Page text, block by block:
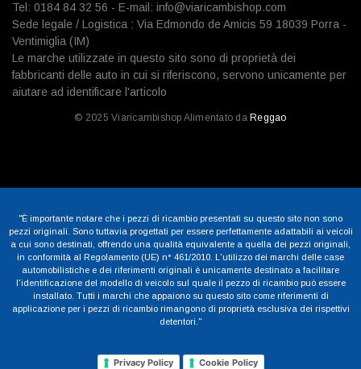
Tel: 0184 84 32 56 - E-mail: info@viaricambishop.com
Sede legale / Logistica : Via Edmondo de Amicis 59 18039 Porra -
Ventimiglia (IM)
Le marche utilizzate in questo sito sono di proprietà dei
fabbricanti delle auto in cui si riferiscono, servono unicamente per
aiutare ad identificare l'articolo
© 2025 Viaricambishop Alimentato da Reggao
"È importante notare che i pezzi di ricambio presentati su questo sito non sono
pezzi originali. Sono tuttavia progettati per essere perfettamente adattabili ai veicoli
a cui sono destinati, offrendo una qualità equivalente a quella dei pezzi originali,
in conformità al Regolamento (UE) n° 461/2010. L'utilizzo dei marchi delle case
automobilistiche e dei riferimenti originali è unicamente destinato a facilitare
l'identificazione del modello di veicolo sul quale il pezzo di ricambio può essere
installato. Tutti i marchi che appaiono su questo sito come riferimenti di
applicazione per i pezzi di ricambio rimangono di proprietà esclusiva dei rispettivi
detentori."
Privacy Policy Cookie Policy